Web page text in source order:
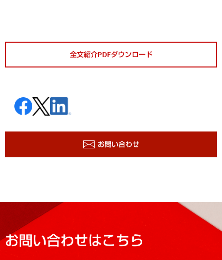
全文紹介PDFダウンロード
お問い合わせ
お問い合わせはこちら